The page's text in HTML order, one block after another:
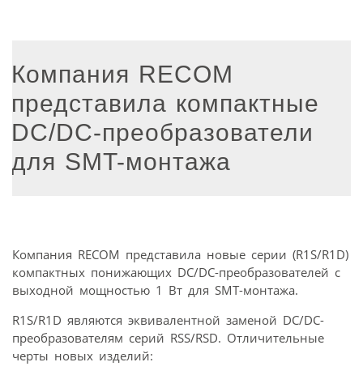
Компания RECOM
представила компактные
DC/DC-преобразователи
для SMT-монтажа
Компания RECOM представила новые серии (R1S/R1D)
компактных понижающих DC/DC-преобразователей с
выходной мощностью 1 Вт для SMT-монтажа.
R1S/R1D являются эквивалентной заменой DC/DC-
преобразователям серий RSS/RSD. Отличительные
черты новых изделий: